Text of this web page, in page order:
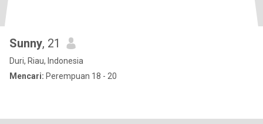
Sunny, 21
Duri, Riau, Indonesia
Mencari: Perempuan 18 - 20